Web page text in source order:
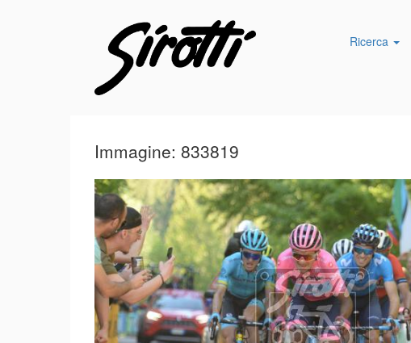
Ricerca
Immagine: 833819